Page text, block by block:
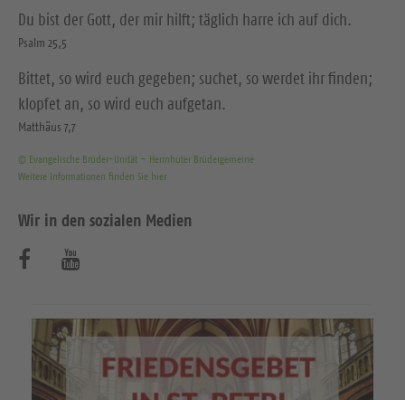
Du bist der Gott, der mir hilft; täglich harre ich auf dich.
Psalm 25,5
Bittet, so wird euch gegeben; suchet, so werdet ihr finden;
klopfet an, so wird euch aufgetan.
Matthäus 7,7
© Evangelische Brüder-Unität – Herrnhuter Brüdergemeine
Weitere Informationen finden Sie hier
Wir in den sozialen Medien
s
u
s